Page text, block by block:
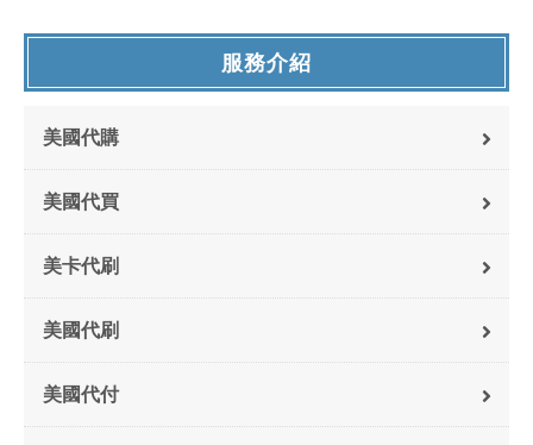
服務介紹
美國代購
美國代買
美卡代刷
美國代刷
美國代付